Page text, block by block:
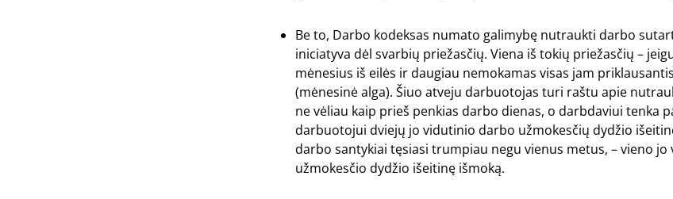
Be to, Darbo kodeksas numato galimybę nutraukti darbo
iniciatyva dėl svarbių priežasčių. Viena iš tokių priežasčių –
mėnesius iš eilės ir daugiau nemokamas visas jam
(mėnesinė alga). Šiuo atveju darbuotojas turi raštu apie
ne vėliau kaip prieš penkias darbo dienas, o darbdaviui tenka
darbuotojui dviejų jo vidutinio darbo užmokesčių dydžio
darbo santykiai tęsiasi trumpiau negu vienus metus, – vieno
užmokesčio dydžio išeitinę išmoką.